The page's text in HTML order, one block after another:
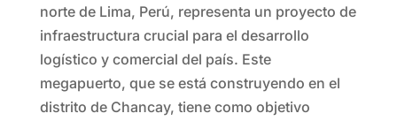
norte de Lima, Perú, representa un proyecto de
infraestructura crucial para el desarrollo
logístico y comercial del país. Este
megapuerto, que se está construyendo en el
distrito de Chancay, tiene como objetivo